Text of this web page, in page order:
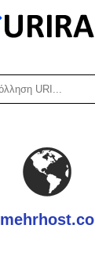
mehrhost.co